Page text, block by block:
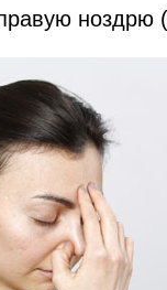
ноздрю